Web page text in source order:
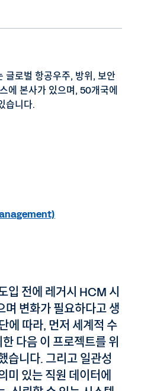
전에 레거시 HCM 시
며 변화가 필요하다고 생
에 따라, 먼저 세계적 수
다음 이 프로젝트를 위
습니다. 그리고 일관성
미 있는 직원 데이터에
로벌 항공우주, 방위, 보안
에 본사가 있으며, 50개국에
습니다.